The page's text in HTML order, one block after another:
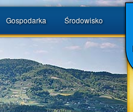
Gospodarka Środowisko